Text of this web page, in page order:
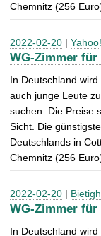
Chemnitz (256
2022-02-20 |
WG-Zimmer
In Deutschland
auch junge Leute
suchen. Die Preise
Sicht. Die
Deutschlands in
Chemnitz (256
2022-02-20 |
WG-Zimmer
In Deutschland